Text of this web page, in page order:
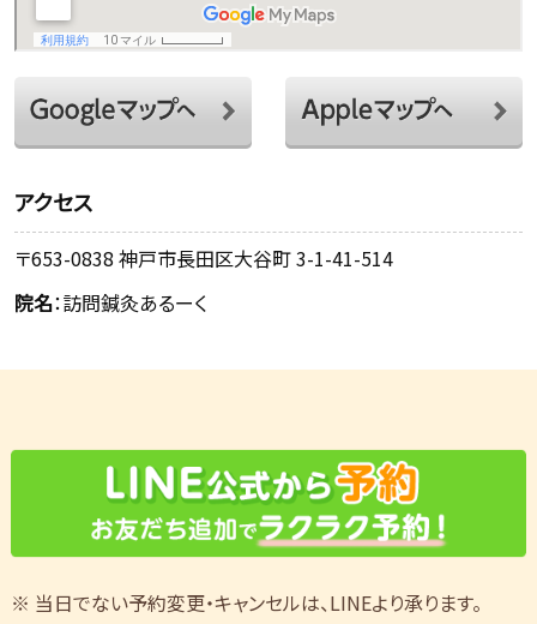
アクセス
〒653-0838 神戸市長田区大谷町 3-1-41-514
院名：訪問鍼灸あるーく
※ 当日でない予約変更・キャンセルは、LINEより承ります。